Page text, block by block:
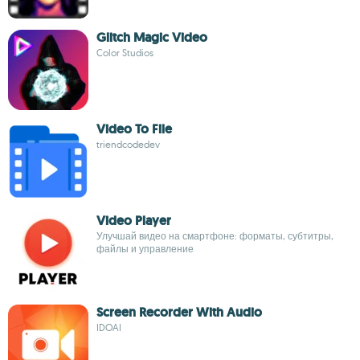
Glitch Magic Video
Color Studios
Video To File
triendcodedev
Video Player
Улучшай видео на смартфоне: форматы, субтитры,
файлы и управление
Screen Recorder With Audio
IDOAI